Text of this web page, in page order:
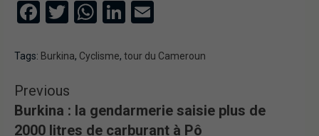
Facebook
Twitter
WhatsApp
LinkedIn
Tags: Burkina, Cyclisme, tour du Cameroun
Previous
Burkina : la gendarmerie saisie plus de
2000 litres de carburant à Pô